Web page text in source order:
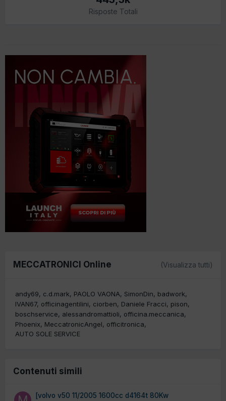
Risposte Totali
MECCATRONICI Online (Visualizza tutti)
andy69 c.d.mark PAOLO VAONA SimonDin
badwork
IVAN67 officinagentilini ciorben Daniele Fracci
pison
boschservice
alessandromattioli
officina.meccanica
Phoenix
MeccatronicAngel
officitronica
AUTO SOLE SERVICE
Contenuti simili
[volvo v50 11/2005 1600cc d4164t 80Kw